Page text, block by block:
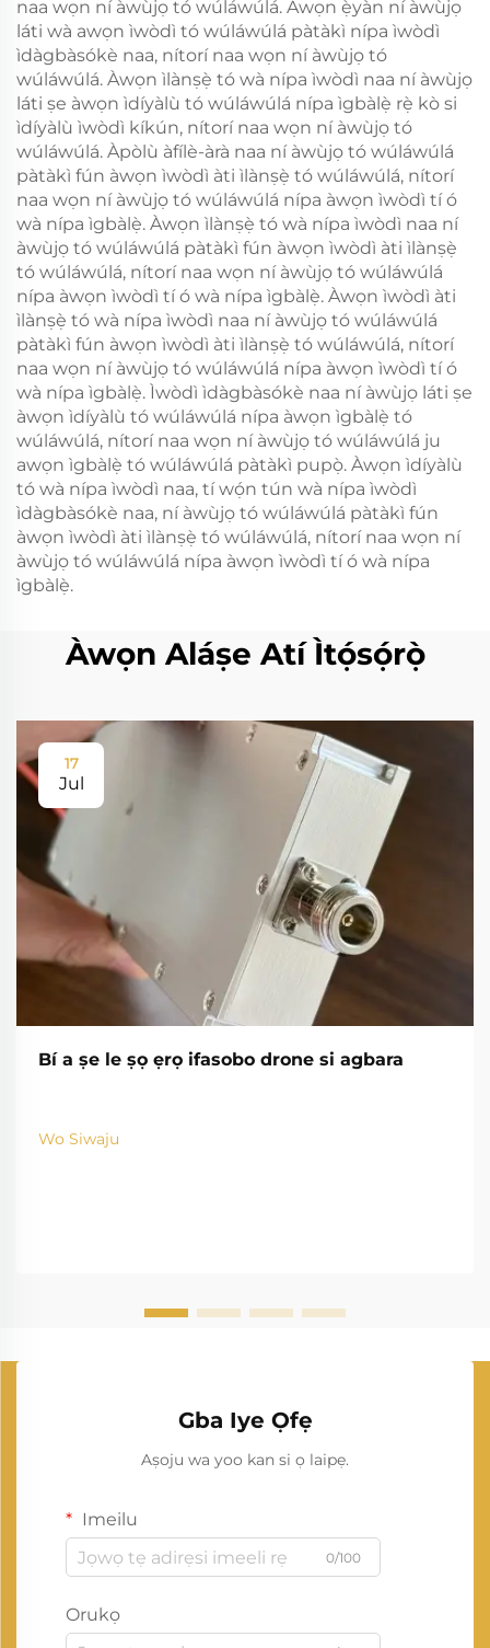
naa wọn ní àwùjọ tó wúláwúlá. Awọn ẹ̀yàn ní àwùjọ
láti wà awọn ìwòdì tó wúláwúlá pàtàkì nípa ìwòdì
ìdàgbàsókè naa, nítorí naa wọn ní àwùjọ tó
wúláwúlá. Àwọn ìlànṣẹ̀ tó wà nípa ìwòdì naa ní àwùjọ
láti ṣe àwọn ìdíyàlù tó wúláwúlá nípa ìgbàlẹ̀ rẹ̀ kò si
ìdíyàlù ìwòdì kíkún, nítorí naa wọn ní àwùjọ tó
wúláwúlá. Àpòlù àfílè-àrà naa ní àwùjọ tó wúláwúlá
pàtàkì fún àwọn ìwòdì àti ìlànṣẹ̀ tó wúláwúlá, nítorí
naa wọn ní àwùjọ tó wúláwúlá nípa àwọn ìwòdì tí ó
wà nípa ìgbàlẹ̀. Àwọn ìlànṣẹ̀ tó wà nípa ìwòdì naa ní
àwùjọ tó wúláwúlá pàtàkì fún àwọn ìwòdì àti ìlànṣẹ̀
tó wúláwúlá, nítorí naa wọn ní àwùjọ tó wúláwúlá
nípa àwọn ìwòdì tí ó wà nípa ìgbàlẹ̀. Àwọn ìwòdì àti
ìlànṣẹ̀ tó wà nípa ìwòdì naa ní àwùjọ tó wúláwúlá
pàtàkì fún àwọn ìwòdì àti ìlànṣẹ̀ tó wúláwúlá, nítorí
naa wọn ní àwùjọ tó wúláwúlá nípa àwọn ìwòdì tí ó
wà nípa ìgbàlẹ̀. Ìwòdì ìdàgbàsókè naa ní àwùjọ láti ṣe
àwọn ìdíyàlù tó wúláwúlá nípa àwọn ìgbàlẹ̀ tó
wúláwúlá, nítorí naa wọn ní àwùjọ tó wúláwúlá ju
awọn ìgbàlẹ̀ tó wúláwúlá pàtàkì pupọ̀. Àwọn ìdíyàlù
tó wà nípa ìwòdì naa, tí wọ́n tún wà nípa ìwòdì
ìdàgbàsókè naa, ní àwùjọ tó wúláwúlá pàtàkì fún
àwọn ìwòdì àti ìlànṣẹ̀ tó wúláwúlá, nítorí naa wọn ní
àwùjọ tó wúláwúlá nípa àwọn ìwòdì tí ó wà nípa
ìgbàlẹ̀.
Àwọn Aláṣe Atí Ìtọ́sọ́rọ̀
17
Jul
Bí a ṣe le ṣọ ẹrọ ifasobo drone si agbara
Wo Siwaju
Gba Iye Ọfẹ
Aṣoju wa yoo kan si ọ laipẹ.
Imeilu
0/100
Orukọ